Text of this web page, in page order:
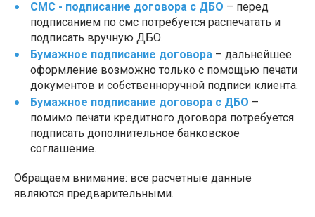
СМС - подписание договора с ДБО – перед
подписанием по смс потребуется распечатать и
подписать вручную ДБО.
Бумажное подписание договора– дальнейшее
оформление возможно только с помощью печати
документов и собственноручной подписи клиента.
Бумажное подписание договора с ДБО –
помимо печати кредитного договора потребуется
подписать дополнительное банковское
соглашение.
Обращаем внимание: все расчетные данные
являются предварительными.